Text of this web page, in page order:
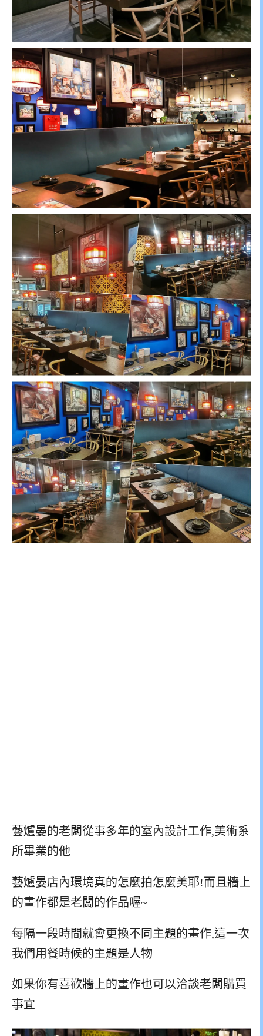
藝爐晏的老闆從事多年的室內設計工作,美術系
所畢業的他
藝爐晏店內環境真的怎麼拍怎麼美耶!而且牆上
的畫作都是老闆的作品喔~
每隔一段時間就會更換不同主題的畫作,這一次
我們用餐時候的主題是人物
如果你有喜歡牆上的畫作也可以洽談老闆購買
事宜